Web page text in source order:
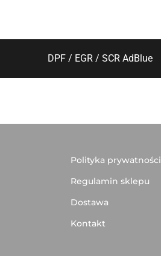
DPF / EGR / SCR AdBlue
Polityka prywatności
Regulamin sklepu
Dostawa
Kontakt